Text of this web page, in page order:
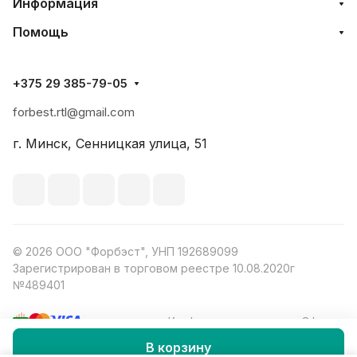
В корзину
Информация
Помощь
+375 29 385-79-05
forbest.rtl@gmail.com
г. Минск, Сенницкая улица, 51
© 2026 ООО "Форбэст", УНП 192689099
Зарегистрирован в торговом реестре 10.08.2020г
№489401
Конфиденциальность Оферта